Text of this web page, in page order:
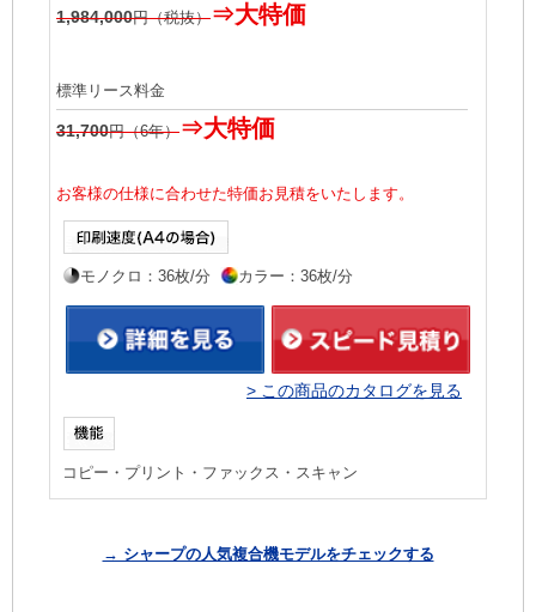
1,984,000円（税抜）⇒大特価
標準リース料金
31,700円（6年）⇒大特価
お客様の仕様に合わせた特価お見積をいたします。
モノクロ：36枚/分 カラー：36枚/分
> この商品のカタログを見る
コピー・プリント・ファックス・スキャン
→ シャープの人気複合機モデルをチェックする